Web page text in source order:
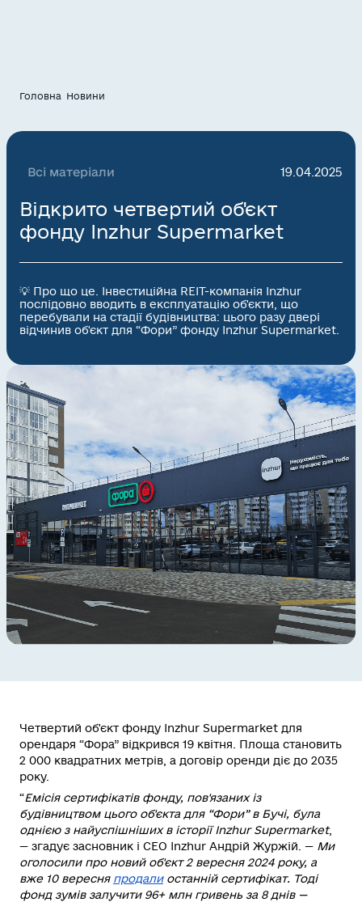
Головна Новини
Всі матеріали 19.04.2025
Відкрито четвертий об'єкт
фонду Inzhur Supermarket
💡 Про що це. Інвестиційна REIT-компанія Inzhur
послідовно вводить в експлуатацію об'єкти, що
перебували на стадії будівництва: цього разу двері
відчинив об'єкт для “Фори” фонду Inzhur Supermarket.
Четвертий об'єкт фонду Inzhur Supermarket для
орендаря “Фора” відкрився 19 квітня. Площа становить
2 000 квадратних метрів, а договір оренди діє до 2035
року.
“Емісія сертифікатів фонду, пов'язаних із
будівництвом цього об'єкта для “Фори” в Бучі, була
однією з найуспішніших в історії Inzhur Supermarket,
— згадує засновник і СЕО Inzhur Андрій Журжій. — Ми
оголосили про новий об'єкт 2 вересня 2024 року, а
вже 10 вересня продалиостанній сертифікат. Тоді
фонд зумів залучити 96+ млн гривень за 8 днів —